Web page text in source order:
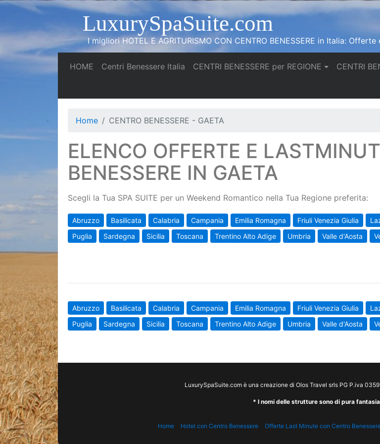
LuxurySpaSuite.com
I migliori HOTEL E AGRITURISMO CON CENTRO BENESSERE in Italia:
HOME (current)
Centri Benessere Italia (current)
CENTRI BENESSERE per REGIONE CENTRI
Home CENTRO BENESSERE - GAETA
ELENCO OFFERTE E
BENESSERE IN GAETA
Scegli la Tua SPA SUITE per un Weekend Romantico nella Tua Regione preferita:
Abruzzo Basilicata Calabria Campania Emilia Romagna Friuli Venezia Giulia
Puglia
Sardegna Sicilia Toscana Trentino Alto Adige Umbria Valle d'Aosta
Abruzzo Basilicata Calabria Campania Emilia Romagna Friuli Venezia Giulia
Puglia
Sardegna Sicilia Toscana Trentino Alto Adige Umbria Valle d'Aosta
LuxurySpaSuite.com è una creazione di Olos Travel srls PG P.iva
* I nomi delle strutture sono di pura
Home Hotel con Centro Benessere Offerte Last Minute con Centro